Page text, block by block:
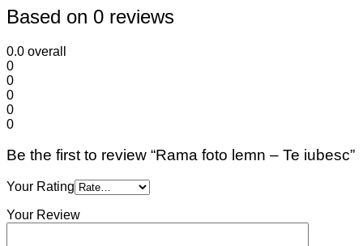
Based on 0 reviews
0.0 overall
0
0
0
0
0
Be the first to review “Rama foto lemn – Te iubesc”
Your Rating
Your Review